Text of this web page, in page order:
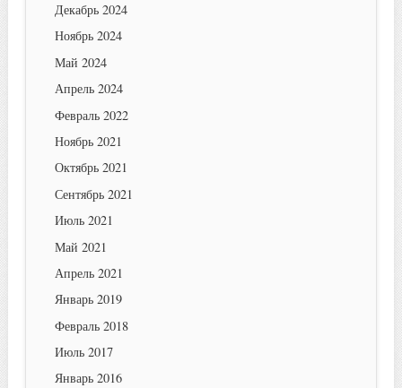
Декабрь 2024
Ноябрь 2024
Май 2024
Апрель 2024
Февраль 2022
Ноябрь 2021
Октябрь 2021
Сентябрь 2021
Июль 2021
Май 2021
Апрель 2021
Январь 2019
Февраль 2018
Июль 2017
Январь 2016